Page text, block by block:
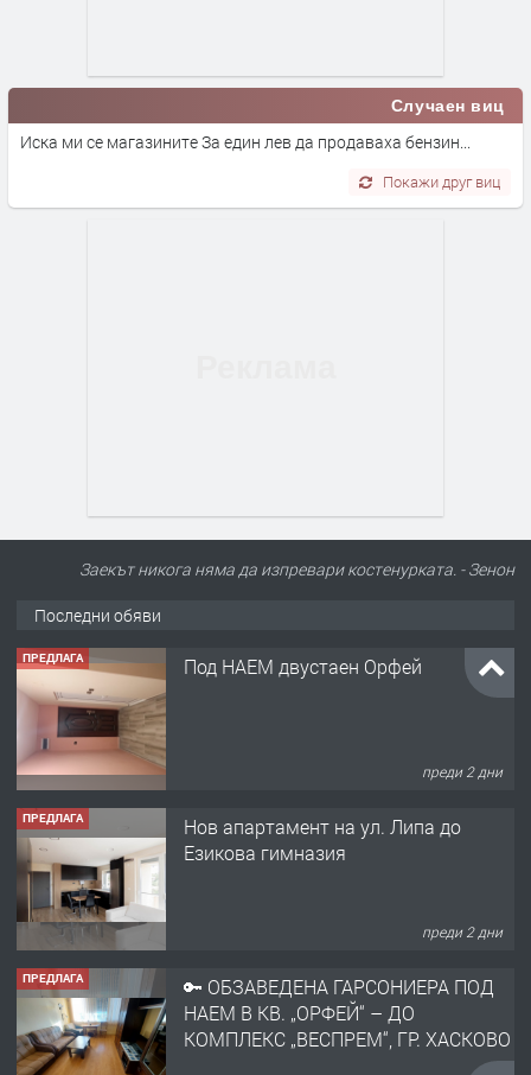
Случаен виц
Иска ми се магазините За един лев да продаваха бензин...
Покажи друг виц
Заекът никога няма да изпревари костенурката. - Зенон
Последни обяви
ПРЕДЛАГА Под НАЕМ двустаен Орфей
преди 2 дни
ПРЕДЛАГА
Нов апартамент на ул. Липа до
Езикова гимназия
преди 2 дни
ПРЕДЛАГА
🔑 ОБЗАВЕДЕНА ГАРСОНИЕРА ПОД
НАЕМ В КВ. „ОРФЕЙ“ – ДО
КОМПЛЕКС „ВЕСПРЕМ“, ГР. ХАСКОВО